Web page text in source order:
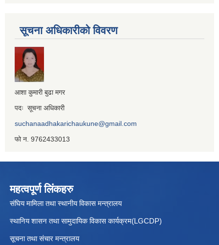
सूचना अधिकारीको विवरण
आशा कुमारी बुढा मगर
पदः सूचना अधिकारी
suchanaadhakarichaukune@gmail.com
फो न. 9762433013
महत्वपूर्ण लिंकहरु
संघिय मामिला तथा स्थानीय विकास मन्त्रालय
स्थानिय शासन तथा सामुदायिक विकास कार्यक्रम(LGCDP)
सूचना तथा संचार मन्त्रालय